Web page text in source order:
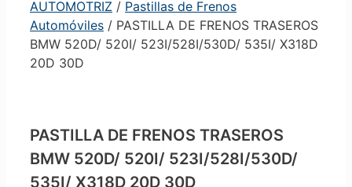
AUTOMOTRIZ / Pastillas de Frenos
Automóviles / PASTILLA DE FRENOS TRASEROS
BMW 520D/ 520I/ 523I/528I/530D/ 535I/ X318D
20D 30D
PASTILLA DE FRENOS TRASEROS
BMW 520D/ 520I/ 523I/528I/530D/
535I/ X318D 20D 30D